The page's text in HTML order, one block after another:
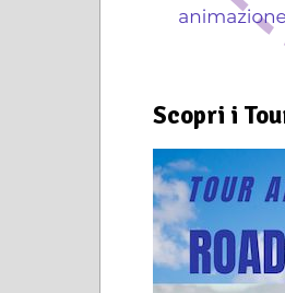
Scopri i